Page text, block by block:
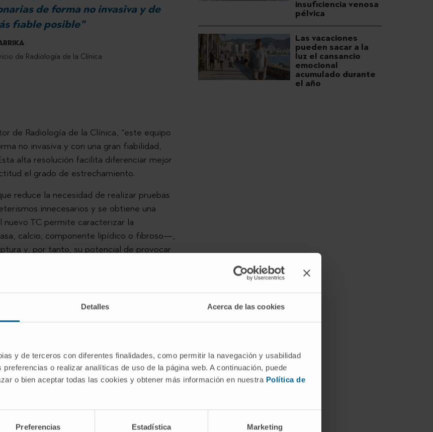
Detalles Acerca de las cookies
y de terceros con diferentes finalidades, como permitir la navegación y usabilidad
o realizar analíticas de uso de la página web. A continuación, puede
o bien aceptar todas las cookies y obtener más información en nuestra Política de
Preferencias Estadística Marketing
de forma no invasiva y de
fiable posible”
de Radiología de la Clínica
de Radiología de la Clínica, “este equipo
no invasiva y con una gran fiabilidad,
alta resolución facilita diferenciar mejor
el grado de estrechamiento.
reduce la necesidad de realizar pruebas
innecesarios y se obtiene una
nuevo TC permite caracterizar la
calcio, componente lipídico o fibroso—,
y, por tanto, su potencial de provocar
seguridad, como la reducción de la
su indicación tanto a pacientes con
sanas que desean realizarse un
insuficiencia venosa
pélvica
Las vacaciones
pueden sacar a la
luz el cansancio
emocional
acumulado durante
el año